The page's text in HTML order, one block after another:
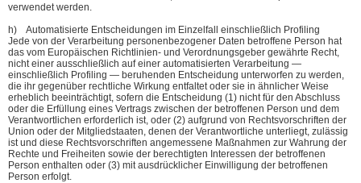
verwendet werden.
h) Automatisierte Entscheidungen im Einzelfall einschließlich Profiling
Jede von der Verarbeitung personenbezogener Daten betroffene Person hat
das vom Europäischen Richtlinien- und Verordnungsgeber gewährte Recht,
nicht einer ausschließlich auf einer automatisierten Verarbeitung —
einschließlich Profiling — beruhenden Entscheidung unterworfen zu werden,
die ihr gegenüber rechtliche Wirkung entfaltet oder sie in ähnlicher Weise
erheblich beeinträchtigt, sofern die Entscheidung (1) nicht für den Abschluss
oder die Erfüllung eines Vertrags zwischen der betroffenen Person und dem
Verantwortlichen erforderlich ist, oder (2) aufgrund von Rechtsvorschriften der
Union oder der Mitgliedstaaten, denen der Verantwortliche unterliegt, zulässig
ist und diese Rechtsvorschriften angemessene Maßnahmen zur Wahrung der
Rechte und Freiheiten sowie der berechtigten Interessen der betroffenen
Person enthalten oder (3) mit ausdrücklicher Einwilligung der betroffenen
Person erfolgt.